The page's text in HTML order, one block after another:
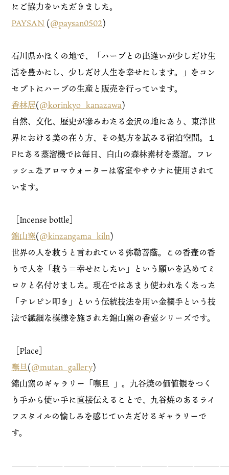
にご協力をいただきました。
PAYSAN (@paysan0502)
石川県かほくの地で、「ハーブとの出逢いが少しだけ生
活を豊かにし、少しだけ人生を幸せにします。」をコン
セプトにハーブの生産と販売を行っています。
香林居(@korinkyo_kanazawa)
自然、文化、歴史が滲みわたる金沢の地にあり、東洋世
界における美の在り方、その処方を試みる宿泊空間。１
Fにある蒸溜機では毎日、白山の森林素材を蒸溜。フレ
ッシュなアロマウォーターは客室やサウナに使用されて
います。
［Incense bottle］
錦山窯(@kinzangama_kiln)
世界の人を救うと言われている弥勒菩蔭。この香壷の香
りで人を「救う＝幸せにしたい」という願いを込めてミ
ロクと名付けました。現在ではあまり使われなくなった
「テレピン叩き」という伝統技法を用い金襴手という技
法で繊細な模様を施された錦山窯の香壺シリーズです。
［Place］
嘸旦(@mutan_gallery)
錦山窯のギャラリー「嘸旦 」。九谷焼の価値観をつく
り手から使い手に直接伝えることで、九谷焼のあるライ
フスタイルの愉しみを感じていただけるギャラリーで
す。